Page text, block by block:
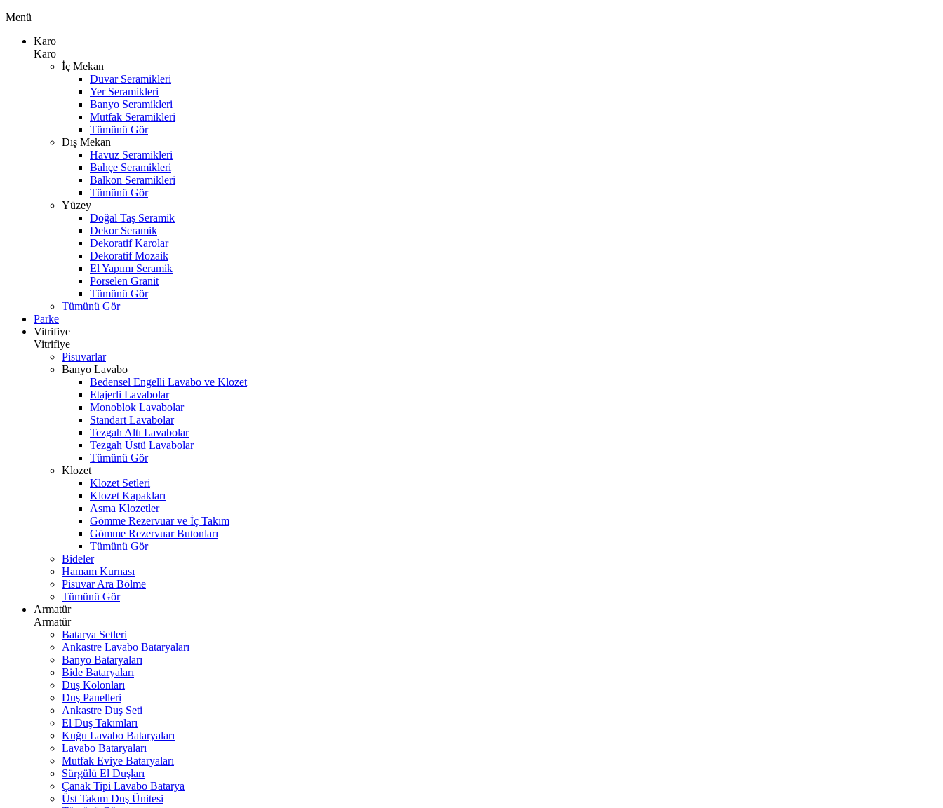
Menü
Karo
Karo
İç Mekan
Duvar Seramikleri
Yer Seramikleri
Banyo Seramikleri
Mutfak Seramikleri
Tümünü Gör
Dış Mekan
Havuz Seramikleri
Bahçe Seramikleri
Balkon Seramikleri
Tümünü Gör
Yüzey
Doğal Taş Seramik
Dekor Seramik
Dekoratif Karolar
Dekoratif Mozaik
El Yapımı Seramik
Porselen Granit
Tümünü Gör
Tümünü Gör
Parke
Vitrifiye
Vitrifiye
Pisuvarlar
Banyo Lavabo
Bedensel Engelli Lavabo ve Klozet
Etajerli Lavabolar
Monoblok Lavabolar
Standart Lavabolar
Tezgah Altı Lavabolar
Tezgah Üstü Lavabolar
Tümünü Gör
Klozet
Klozet Setleri
Klozet Kapakları
Asma Klozetler
Gömme Rezervuar ve İç Takım
Gömme Rezervuar Butonları
Tümünü Gör
Bideler
Hamam Kurnası
Pisuvar Ara Bölme
Tümünü Gör
Armatür
Armatür
Batarya Setleri
Ankastre Lavabo Bataryaları
Banyo Bataryaları
Bide Bataryaları
Duş Kolonları
Duş Panelleri
Ankastre Duş Seti
El Duş Takımları
Kuğu Lavabo Bataryaları
Lavabo Bataryaları
Mutfak Eviye Bataryaları
Sürgülü El Duşları
Çanak Tipi Lavabo Batarya
Üst Takım Duş Ünitesi